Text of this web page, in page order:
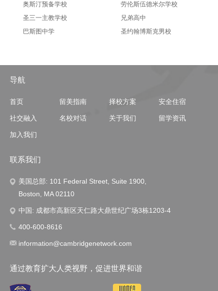
奥斯汀预备学校
劳伦斯伍德米尔学校
圣三一主教学校
兄弟高中
巴斯图中学
圣约翰博斯克男校
导航
首页 留美指南 择校方案 安全住宿
社交融入 名校对话 关于我们 留学资讯
加入我们
联系我们
美国总部: 101 Federal Street, Suite 1900,
Boston, MA 02110
中国: 成都市高新区天仁路大鼎世纪广场3栋1203-4
400-600-8616
information@cambridgenetwork.com
通过教育扩大人类视野，促进世界和谐